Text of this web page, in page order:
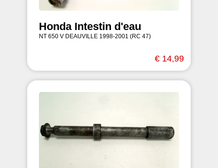
Honda Intestin d'eau
NT 650 V DEAUVILLE 1998-2001 (RC 47)
€ 14,99